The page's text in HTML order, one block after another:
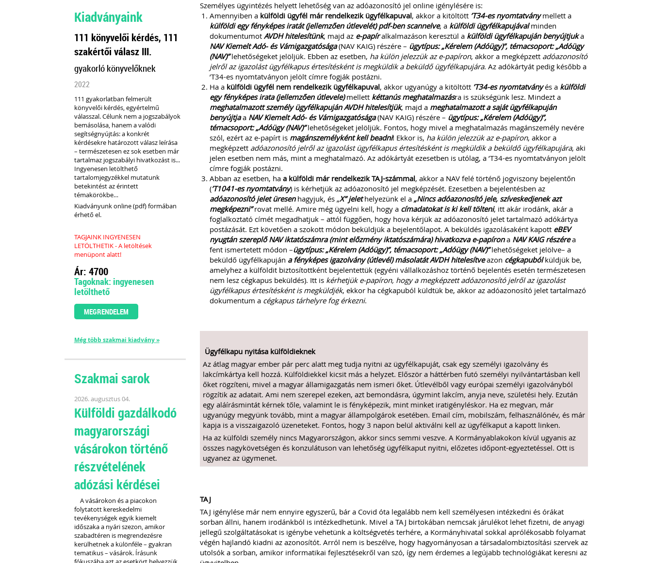
Személyes ügyintézés helyett lehetőség van az adóazonosító jel online igénylésére is:
Amennyiben a külföldi ügyfél már rendelkezik ügyfélkapuval, akkor a kitöltött ’T34-es nyomtatványmellett a
külföldi egy fényképes iratát (jellemzően útlevelét) pdf-ben scannelve, a külföldi ügyfélkapujávalminden
dokumentumot AVDH hitelesítünk, majd az e-papíralkalmazáson keresztül a külföldi ügyfélkapuján benyújtjuka
NAV Kiemelt Adó- és Vámigazgatósága(NAV KAIG) részére – ügytípus: „Kérelem (Adóügy)”, témacsoport: „Adóügy
(NAV)”lehetőségeket jelöljük. Ebben az esetben, ha külön jelezzük az e-papíron, akkor a megképzett adóazonosító
jelről az igazolást ügyfélkapus értesítésként is megküldik a beküldő ügyfélkapujára. Az adókártyát pedig később a
’T34-es nyomtatványon jelölt címre fogják postázni.
Ha a külföldi ügyfél nem rendelkezik ügyfélkapuval, akkor ugyanúgy a kitöltött ’T34-es nyomtatványés a külföldi
egy fényképes irata (jellemzően útlevele)mellett kéttanús meghatalmazásra is szükségünk lesz. Mindezt a
meghatalmazott személy ügyfélkapuján AVDH hitelesítjük, majd a meghatalmazott a saját ügyfélkapuján
benyújtjaa NAV Kiemelt Adó- és Vámigazgatósága(NAV KAIG) részére – ügytípus: „Kérelem (Adóügy)”,
témacsoport: „Adóügy (NAV)”lehetőségeket jelöljük. Fontos, hogy mivel a meghatalmazás magánszemély nevére
szól, ezért az e-papírt is magánszemélyként kell beadni! Ekkor is, ha külön jelezzük az e-papíron, akkor a
megképzett adóazonosító jelről az igazolást ügyfélkapus értesítésként is megküldik a beküldő ügyfélkapujára, aki
jelen esetben nem más, mint a meghatalmazó. Az adókártyát ezesetben is utólag, a ’T34-es nyomtatványon jelölt
címre fogják postázni.
Abban az esetben, ha a külföldi már rendelkezik TAJ-számmal, akkor a NAV felé történő jogviszony bejelentőn
(’T1041-es nyomtatvány) is kérhetjük az adóazonosító jel megképzését. Ezesetben a bejelentésben az
adóazonosító jelet üresenhagyjuk, és „X” jelethelyezünk el a „Nincs adóazonosító jele, szíveskedjenek azt
megképezni”rovat mellé. Amire még ügyelni kell, hogy a címadatokat is ki kell tölteni, itt akár irodánk, akár a
foglalkoztató címét megadhatjuk – attól függően, hogy hova kérjük az adóazonosító jelet tartalmazó adókártya
postázását. Ezt követően a szokott módon beküldjük a bejelentőlapot. A beküldés igazolásaként kapott eBEV
nyugtán szereplő NAV iktatószámra (mint előzmény iktatószámára) hivatkozva e-papírona NAV KAIG részérea
fent ismertetett módon –ügytípus: „Kérelem (Adóügy)”, témacsoport: „Adóügy (NAV)”lehetőségeket jelölve– a
beküldő ügyfélkapuján a fényképes igazolvány (útlevél) másolatát AVDH hitelesítveazon cégkapubólküldjük be,
amelyhez a külföldit biztosítottként bejelentettük (egyéni vállalkozáshoz történő bejelentés esetén természetesen
nem lesz cégkapus beküldés). Itt is kérhetjük e-papíron, hogy a megképzett adóazonosító jelről az igazolást
ügyfélkapus értesítésként is megküldjék, ekkor ha cégkapuból küldtük be, akkor az adóazonosító jelet tartalmazó
dokumentum a cégkapus tárhelyre fog érkezni.
Ügyfélkapu nyitása külföldieknek
Az átlag magyar ember pár perc alatt meg tudja nyitni az ügyfélkapuját, csak egy személyi igazolvány és
lakcímkártya kell hozzá. Külföldiekkel kicsit más a helyzet. Először a háttérben futó személyi nyilvántartásban kell
őket rögzíteni, mivel a magyar államigazgatás nem ismeri őket. Útlevélből vagy európai személyi igazolványból
rögzítik az adatait. Ami nem szerepel ezeken, azt bemondásra, úgymint lakcím, anyja neve, születési hely. Ezután
egy aláírásmintát kérnek tőle, valamint le is fényképezik, mint minket iratigényléskor. Ha ez megvan, már
ugyanúgy megyünk tovább, mint a magyar állampolgárok esetében. Email cím, mobilszám, felhasználónév, és már
kapja is a visszaigazoló üzeneteket. Fontos, hogy 3 napon belül aktiválni kell az ügyfélkaput a kapott linken.
Ha az külföldi személy nincs Magyarországon, akkor sincs semmi veszve. A Kormányablakokon kívül ugyanis az
összes nagykövetségen és konzulátuson van lehetőség ügyfélkaput nyitni, előzetes időpont-egyeztetéssel. Ott is
ugyanez az ügymenet.
TAJ
TAJ igénylése már nem ennyire egyszerű, bár a Covid óta legalább nem kell személyesen intézkedni és órákat
sorban állni, hanem irodánkból is intézkedhetünk. Mivel a TAJ birtokában nemcsak járulékot lehet fizetni, de anyagi
jellegű szolgáltatásokat is igénybe vehetünk a költségvetés terhére, a Kormányhivatal sokkal aprólékosabb folyamat
végén hajlandó kiadni az azonosítót. Arról nem is beszélve, hogy hagyományosan a társadalombiztosítási szervek az
utolsók a sorban, amikor informatikai fejlesztésekről van szó, így nem érdemes a legújabb technológiákat keresni az
Kiadványaink
111 könyvelői kérdés, 111
szakértői válasz III.
gyakorló könyvelőknek
2022
111 gyakorlatban felmerült
könyvelői kérdés, egyértelmű
válasszal. Célunk nem a jogszabályok
bemásolása, hanem a valódi
segítségnyújtás: a konkrét
kérdésekre határozott válasz leírása
– természetesen ez sok esetben már
tartalmaz jogszabályi hivatkozást is...
Ingyenesen letölthető
tartalomjegyzékkel mutatunk
betekintést az érintett
témakörökbe…
Kiadványunk online (pdf) formában
érhető el.
TAGJAINK INGYENESEN
LETÖLTHETIK - A letöltések
menüpont alatt!
Ár: 4700
Tagoknak: ingyenesen
letölthető
MEGRENDELEM
Még több szakmai kiadvány »
Szakmai sarok
2026. augusztus 04.
Külföldi gazdálkodó
magyarországi
vásárokon történő
részvételének
adózási kérdései
A vásárokon és a piacokon
folytatott kereskedelmi
tevékenységek egyik kiemelt
időszaka a nyári szezon, amikor
szabadtéren is megrendezésre
kerülhetnek a különféle – gyakran
tematikus – vásárok. Írásunk